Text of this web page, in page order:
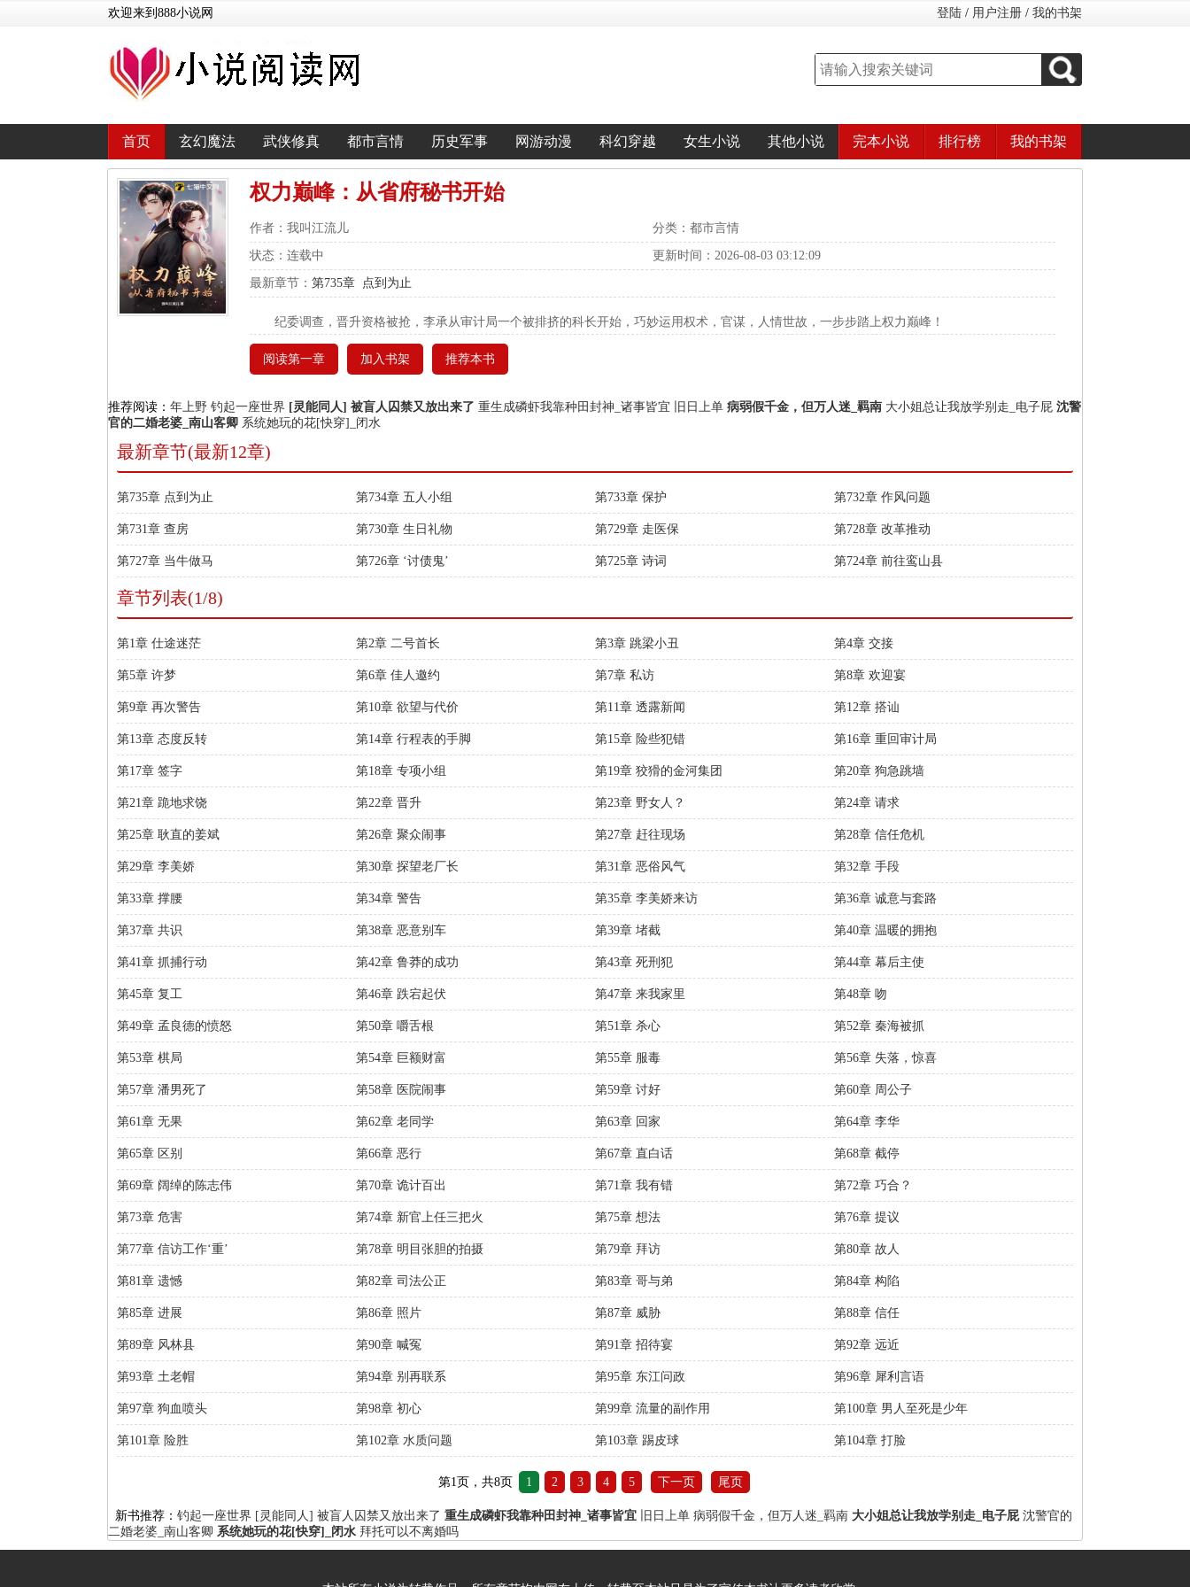
欢迎来到888小说网 登陆 / 用户注册 / 我的书架
首页 玄幻魔法 武侠修真 都市言情 历史军事 网游动漫 科幻穿越 女生小说 其他小说 完本小说 排行榜 我的书架
权力巅峰：从省府秘书开始
作者：我叫江流儿 分类：都市言情
状态：连载中 更新时间：2026-08-03 03:12:09
最新章节： 第735章 点到为止
纪委调查，晋升资格被抢，李承从审计局一个被排挤的科长开始，巧妙运用权术，官谋，人情世故，一步步踏上权力巅峰！
阅读第一章 加入书架 推荐本书
推荐阅读： 年上野 钓起一座世界 [灵能同人] 被盲人囚禁又放出来了 重生成磷虾我靠种田封神_诸事皆宜 旧日上单 病弱假千金，但万人迷_羁南 大小姐总让我放学别走_电子屁 沈警
官的二婚老婆_南山客卿 系统她玩的花[快穿]_闭水
最新章节(最新12章)
第735章 点到为止 第734章 五人小组 第733章 保护 第732章 作风问题
第731章 查房 第730章 生日礼物 第729章 走医保 第728章 改革推动
第727章 当牛做马 第726章 ‘讨债鬼’ 第725章 诗词 第724章 前往鸾山县
章节列表(1/8)
第1章 仕途迷茫 第2章 二号首长 第3章 跳梁小丑 第4章 交接
第5章 许梦 第6章 佳人邀约 第7章 私访 第8章 欢迎宴
第9章 再次警告 第10章 欲望与代价 第11章 透露新闻 第12章 搭讪
第13章 态度反转 第14章 行程表的手脚 第15章 险些犯错 第16章 重回审计局
第17章 签字 第18章 专项小组 第19章 狡猾的金河集团 第20章 狗急跳墙
第21章 跪地求饶 第22章 晋升 第23章 野女人？ 第24章 请求
第25章 耿直的姜斌 第26章 聚众闹事 第27章 赶往现场 第28章 信任危机
第29章 李美娇 第30章 探望老厂长 第31章 恶俗风气 第32章 手段
第33章 撑腰 第34章 警告 第35章 李美娇来访 第36章 诚意与套路
第37章 共识 第38章 恶意别车 第39章 堵截 第40章 温暖的拥抱
第41章 抓捕行动 第42章 鲁莽的成功 第43章 死刑犯 第44章 幕后主使
第45章 复工 第46章 跌宕起伏 第47章 来我家里 第48章 吻
第49章 孟良德的愤怒 第50章 嚼舌根 第51章 杀心 第52章 秦海被抓
第53章 棋局 第54章 巨额财富 第55章 服毒 第56章 失落，惊喜
第57章 潘男死了 第58章 医院闹事 第59章 讨好 第60章 周公子
第61章 无果 第62章 老同学 第63章 回家 第64章 李华
第65章 区别 第66章 恶行 第67章 直白话 第68章 截停
第69章 阔绰的陈志伟 第70章 诡计百出 第71章 我有错 第72章 巧合？
第73章 危害 第74章 新官上任三把火 第75章 想法 第76章 提议
第77章 信访工作‘重’ 第78章 明目张胆的拍摄 第79章 拜访 第80章 故人
第81章 遗憾 第82章 司法公正 第83章 哥与弟 第84章 构陷
第85章 进展 第86章 照片 第87章 威胁 第88章 信任
第89章 风林县 第90章 喊冤 第91章 招待宴 第92章 远近
第93章 土老帽 第94章 别再联系 第95章 东江问政 第96章 犀利言语
第97章 狗血喷头 第98章 初心 第99章 流量的副作用 第100章 男人至死是少年
第101章 险胜 第102章 水质问题 第103章 踢皮球 第104章 打脸
第1页，共8页 1 2 3 4 5 下一页 尾页
新书推荐： 钓起一座世界 [灵能同人] 被盲人囚禁又放出来了 重生成磷虾我靠种田封神_诸事皆宜 旧日上单 病弱假千金，但万人迷_羁南 大小姐总让我放学别走_电子屁 沈警官的
二婚老婆_南山客卿 系统她玩的花[快穿]_闭水 拜托可以不离婚吗